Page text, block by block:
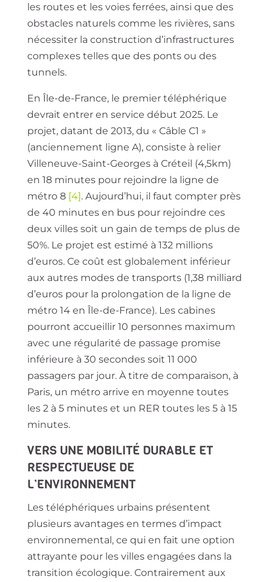
les routes et les voies ferrées, ainsi que des
obstacles naturels comme les rivières, sans
nécessiter la construction d’infrastructures
complexes telles que des ponts ou des
tunnels.
En Île-de-France, le premier téléphérique
devrait entrer en service début 2025. Le
projet, datant de 2013, du « Câble C1 »
(anciennement ligne A), consiste à relier
Villeneuve-Saint-Georges à Créteil (4,5km)
en 18 minutes pour rejoindre la ligne de
métro 8 [4]. Aujourd’hui, il faut compter près
de 40 minutes en bus pour rejoindre ces
deux villes soit un gain de temps de plus de
50%. Le projet est estimé à 132 millions
d’euros. Ce coût est globalement inférieur
aux autres modes de transports (1,38 milliard
d’euros pour la prolongation de la ligne de
métro 14 en Île-de-France). Les cabines
pourront accueillir 10 personnes maximum
avec une régularité de passage promise
inférieure à 30 secondes soit 11 000
passagers par jour. À titre de comparaison, à
Paris, un métro arrive en moyenne toutes
les 2 à 5 minutes et un RER toutes les 5 à 15
minutes.
VERS UNE MOBILITÉ DURABLE ET
RESPECTUEUSE DE
L’ENVIRONNEMENT
Les téléphériques urbains présentent
plusieurs avantages en termes d’impact
environnemental, ce qui en fait une option
attrayante pour les villes engagées dans la
transition écologique. Contrairement aux